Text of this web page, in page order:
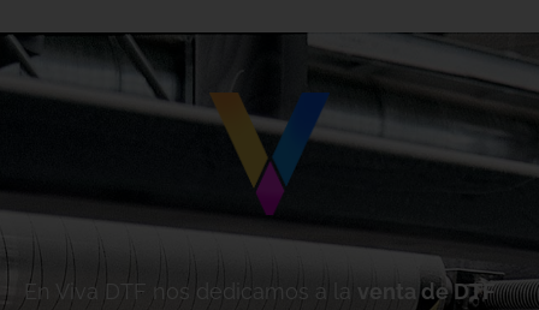
En Viva DTF nos dedicamos a la
venta de DTF